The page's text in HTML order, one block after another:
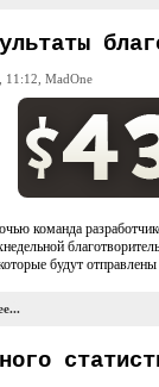
11:12, MadOne
команда
будут